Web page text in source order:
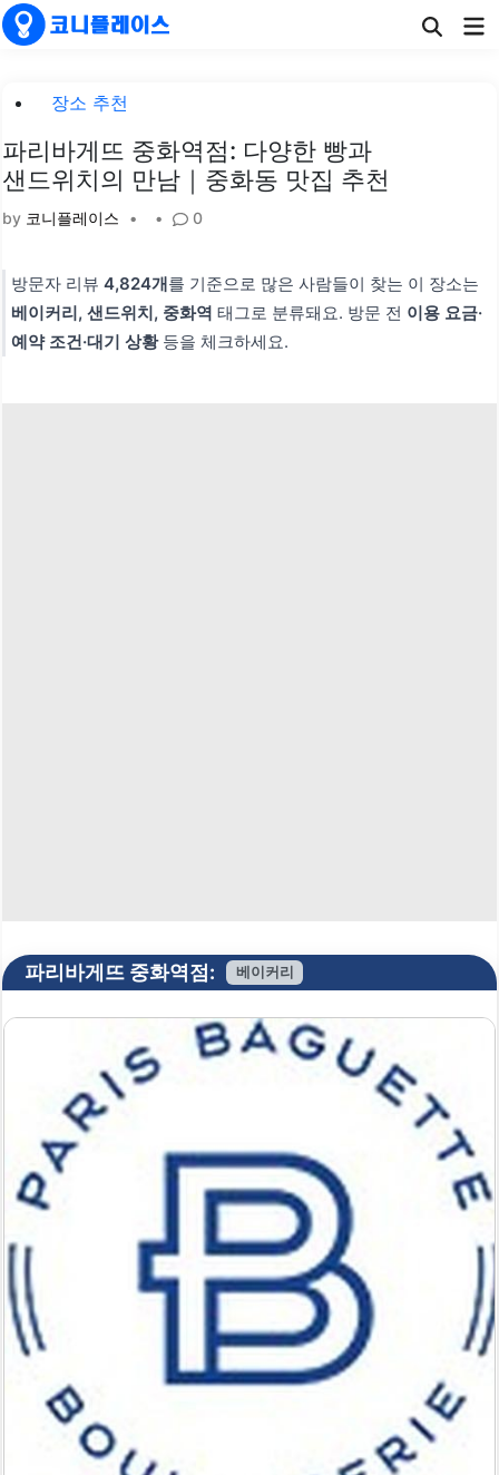
Skip
to
Posted장소 추천
파리바게뜨 중화역점: 다양한 빵과
샌드위치의 만남｜중화동 맛집 추천
by 코니플레이스 • • 0
방문자 리뷰4,824개를 기준으로 많은 사람들이 찾는 이 장소는
베이커리, 샌드위치, 중화역 태그로 분류돼요. 방문 전 이용 요금·
예약 조건·대기 상황등을 체크하세요.
파리바게뜨 중화역점: 베이커리